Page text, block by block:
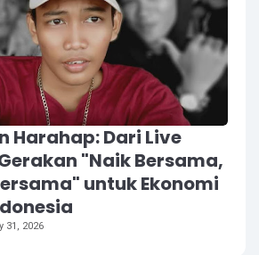
Harahap: Dari Live
"Naik Bersama,
untuk Ekonomi
31, 2026